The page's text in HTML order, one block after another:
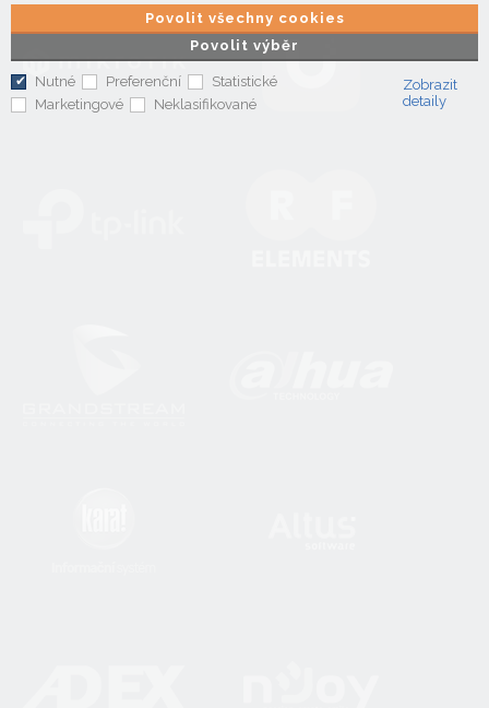
Povolit výběr
Povolit všechny cookies
Nutné Preferenční
Statistické
Marketingové
Neklasifikované
Zobrazit
detaily